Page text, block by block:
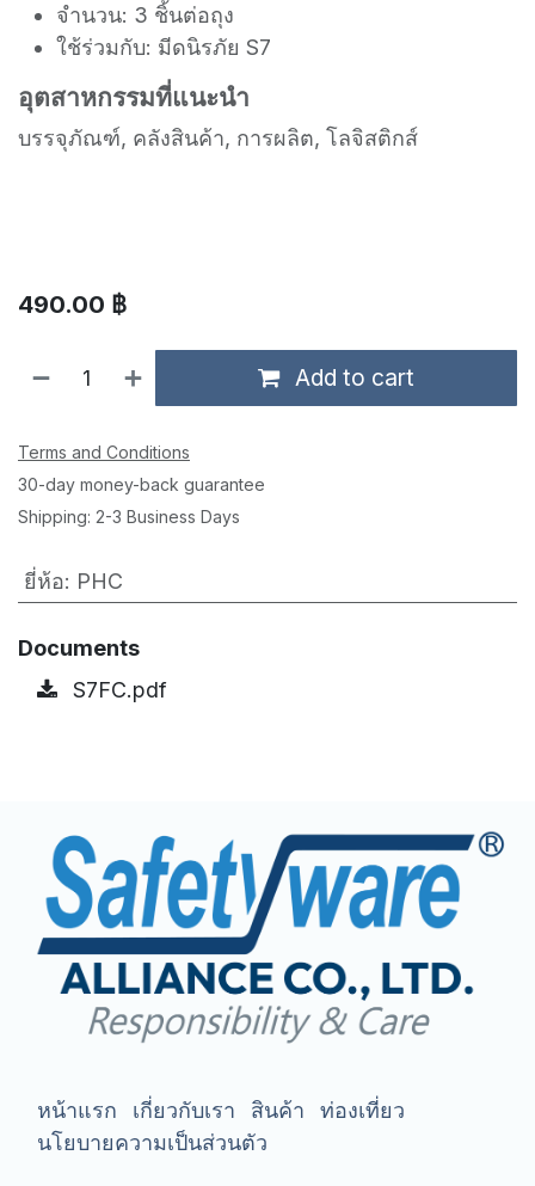
จำนวน: 3 ชิ้นต่อถุง
ใช้ร่วมกับ: มีดนิรภัย S7
อุตสาหกรรมที่แนะนำ
บรรจุภัณฑ์, คลังสินค้า, การผลิต, โลจิสติกส์
490.00 ฿
Add to cart
Terms and Conditions
30-day money-back guarantee
Shipping: 2-3 Business Days
ยี่ห้อ: PHC
Documents
S7FC.pdf
หน้าแรก เกี่ยวกับเรา สินค้า
ท่องเที่ยว
นโยบายความเป็นส่วนตัว